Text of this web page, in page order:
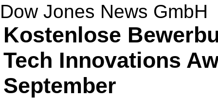
Dow Jones News GmbH
Kostenlose
Tech Innovations
September